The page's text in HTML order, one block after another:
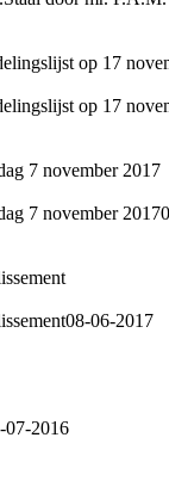
op 17
op 17
7 november 2017
7 november 2017
08-06-2017
07-2016